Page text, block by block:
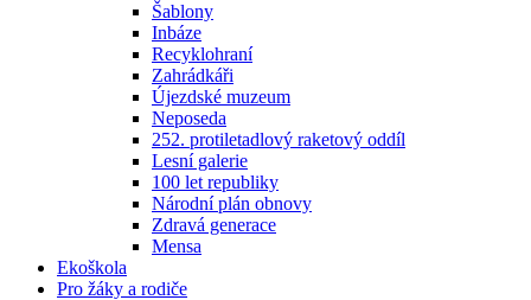
Šablony
Inbáze
Recyklohraní
Zahrádkáři
Újezdské muzeum
Neposeda
252. protiletadlový raketový oddíl
Lesní galerie
100 let republiky
Národní plán obnovy
Zdravá generace
Mensa
Ekoškola
Pro žáky a rodiče